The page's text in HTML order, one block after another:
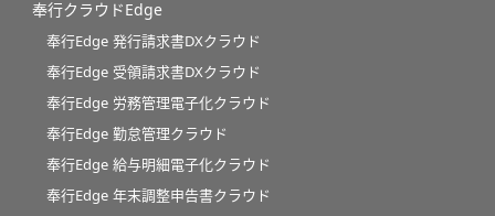
奉行クラウドEdge
奉行Edge 発行請求書DXクラウド
奉行Edge 受領請求書DXクラウド
奉行Edge 労務管理電子化クラウド
奉行Edge 勤怠管理クラウド
奉行Edge 給与明細電子化クラウド
奉行Edge 年末調整申告書クラウド